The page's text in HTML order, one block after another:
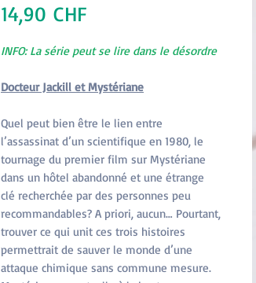
14,90 CHF
INFO: La série peut se lire dans le désordre
Docteur Jackill et Mystériane
Quel peut bien être le lien entre
l’assassinat d’un scientifique en 1980, le
tournage du premier film sur Mystériane
dans un hôtel abandonné et une étrange
clé recherchée par des personnes peu
recommandables ? A priori, aucun… Pourtant,
trouver ce qui unit ces trois histoires
permettrait de sauver le monde d’une
attaque chimique sans commune mesure.